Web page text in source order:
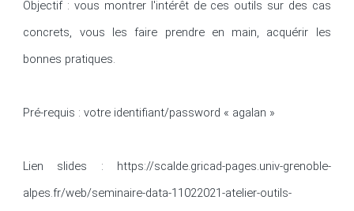
Objectif : vous montrer l'intérêt de ces outils sur des cas
concrets, vous les faire prendre en main, acquérir les
bonnes pratiques.
Pré-requis : votre identifiant/password « agalan »
Lien slides : https://scalde.gricad-pages.univ-grenoble-
alpes.fr/web/seminaire-data-11022021-atelier-outils-